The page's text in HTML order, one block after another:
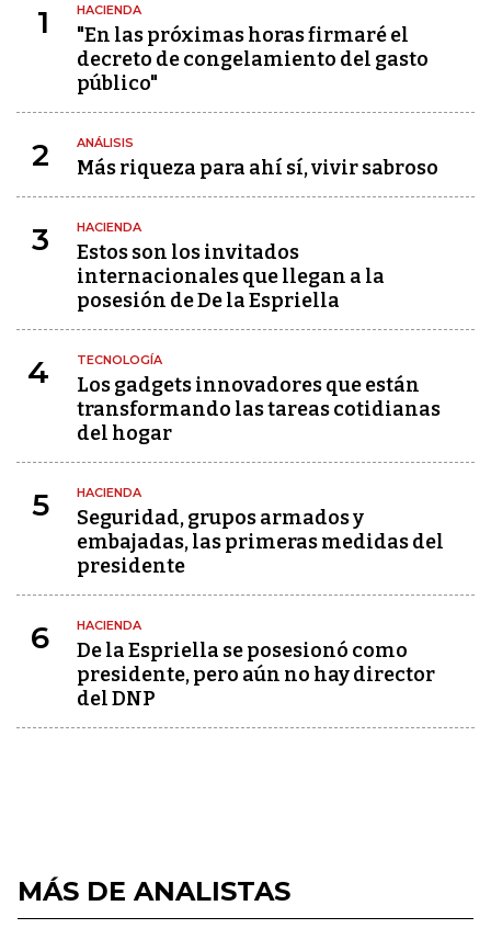
1 HACIENDA
"En las próximas horas firmaré el
decreto de congelamiento del gasto
público"
2 ANÁLISIS
Más riqueza para ahí sí, vivir sabroso
3 HACIENDA
Estos son los invitados
internacionales que llegan a la
posesión de De la Espriella
4 TECNOLOGÍA
Los gadgets innovadores que están
transformando las tareas cotidianas
del hogar
5 HACIENDA
Seguridad, grupos armados y
embajadas, las primeras medidas del
presidente
6 HACIENDA
De la Espriella se posesionó como
presidente, pero aún no hay director
del DNP
MÁS DE ANALISTAS